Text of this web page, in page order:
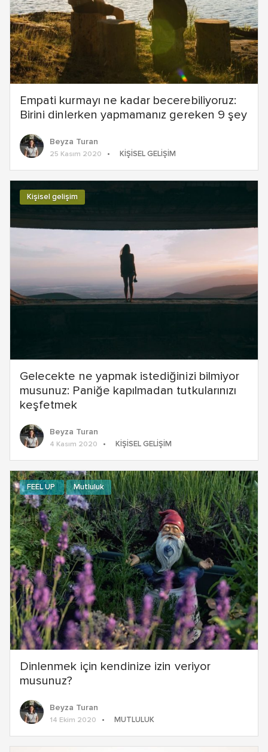
Empati kurmayı ne kadar becerebiliyoruz:
Birini dinlerken yapmamanız gereken 9 şey
Beyza Turan
25 Kasım 2020 KIŞISEL GELIŞIM
Gelecekte ne yapmak istediğinizi bilmiyor
musunuz: Paniğe kapılmadan tutkularınızı
keşfetmek
Kişisel gelişim
Beyza Turan
4 Kasım 2020 KIŞISEL GELIŞIM
Dinlenmek için kendinize izin veriyor
musunuz?
FEEL UP Mutluluk
Beyza Turan
14 Ekim 2020 MUTLULUK